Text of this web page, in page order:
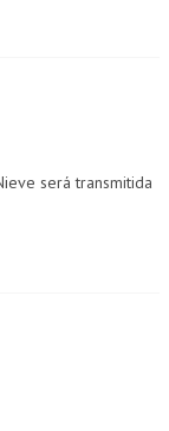
será transmitida